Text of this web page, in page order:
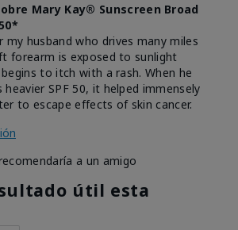
Mary Kay® Sunscreen Broad
husband who drives many miles
forearm is exposed to sunlight
to itch with a rash. When he
heavier SPF 50, it helped immensely
to escape effects of skin cancer.
a un amigo
útil esta